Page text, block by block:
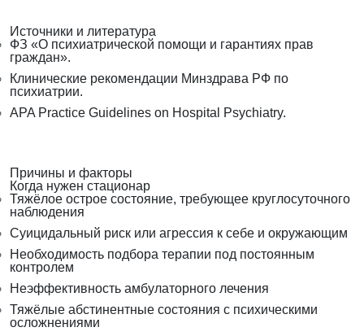
Источники и литература
ФЗ «О психиатрической помощи и гарантиях прав
граждан».
Клинические рекомендации Минздрава РФ по
психиатрии.
APA Practice Guidelines on Hospital Psychiatry.
Причины и факторы
Когда нужен стационар
Тяжёлое острое состояние, требующее круглосуточного
наблюдения
Суицидальный риск или агрессия к себе и окружающим
Необходимость подбора терапии под постоянным
контролем
Неэффективность амбулаторного лечения
Тяжёлые абстинентные состояния с психическими
осложнениями